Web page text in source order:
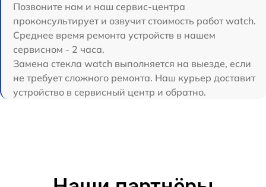
Позвоните нам и наш сервис-центра
проконсультирует и озвучит стоимость работ watch.
Среднее время ремонта устройств в нашем
сервисном - 2 часа.
Замена стекла watch выполняется на выезде, если
не требует сложного ремонта. Наш курьер доставит
устройство в сервисный центр и обратно.